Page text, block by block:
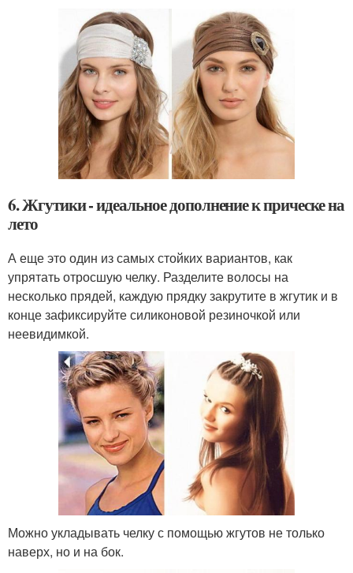
6. Жгутики - идеальное дополнение к прическе на
лето
А еще это один из самых стойких вариантов, как
упрятать отросшую челку. Разделите волосы на
несколько прядей, каждую прядку закрутите в жгутик и в
конце зафиксируйте силиконовой резиночкой или
неевидимкой.
Можно укладывать челку с помощью жгутов не только
наверх, но и на бок.